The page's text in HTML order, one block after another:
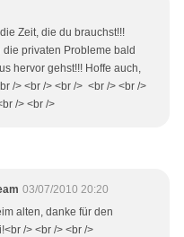
Zeit, die du brauchst!!!
privaten Probleme bald
hervor gehst!!! Hoffe auch,
/> <br /> <br /> <br /> <br />
/> <br />
03/07/2010 20:20
alten, danke für den
/> <br /> <br />